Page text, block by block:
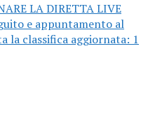
LA DIRETTA LIVE
e appuntamento al
la classifica aggiornata: 1